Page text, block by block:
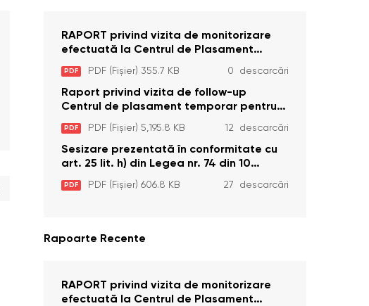
RAPORT privind vizita de monitorizare
efectuată la Centrul de Plasament
Temporar pentru Persoane cu
Dizabilități (Adulte) din s. Brînzeni, r.
Edineț, din data de 25 mai 2026
PDF PDF (Fișier) 355.7 KB 0 descarcări
Raport privind vizita de follow-up
Centrul de plasament temporar pentru
persoanele cu dizabilități (adulte)
Bădiceni, Soroca (11 iunie 2026)
PDF PDF (Fișier) 5,195.8 KB 12 descarcări
Sesizare prezentată în conformitate cu
art. 25 lit. h) din Legea nr. 74 din 10
aprilie 2025 cu privire la Curtea
Constituțională şi art. 26 din Legea cu
PDF PDF (Fișier) 606.8 KB 27 descarcări
Rapoarte Recente
RAPORT privind vizita de monitorizare
efectuată la Centrul de Plasament